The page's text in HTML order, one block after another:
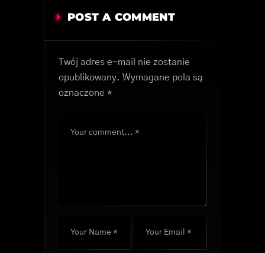
POST A COMMENT
Twój adres e-mail nie zostanie
opublikowany. Wymagane pola są
oznaczone *